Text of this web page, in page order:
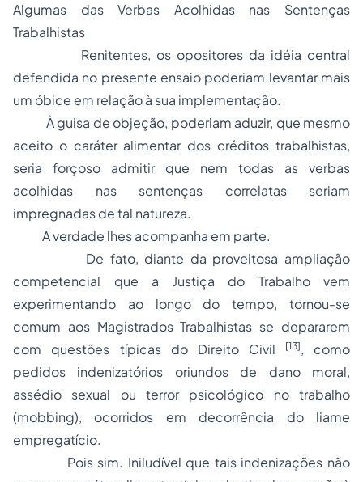
Algumas das Verbas Acolhidas nas Sentenças
Trabalhistas
Renitentes, os opositores da idéia central
defendida no presente ensaio poderiam levantar mais
um óbice em relação à sua implementação.
À guisa de objeção, poderiam aduzir, que mesmo
aceito o caráter alimentar dos créditos trabalhistas,
seria forçoso admitir que nem todas as verbas
acolhidas nas sentenças correlatas seriam
impregnadas de tal natureza.
A verdade lhes acompanha em parte.
De fato, diante da proveitosa ampliação
competencial que a Justiça do Trabalho vem
experimentando ao longo do tempo, tornou-se
comum aos Magistrados Trabalhistas se depararem
com questões típicas do Direito Civil [13], como
pedidos indenizatórios oriundos de dano moral,
assédio sexual ou terror psicológico no trabalho
(mobbing), ocorridos em decorrência do liame
empregatício.
Pois sim. Iniludível que tais indenizações não